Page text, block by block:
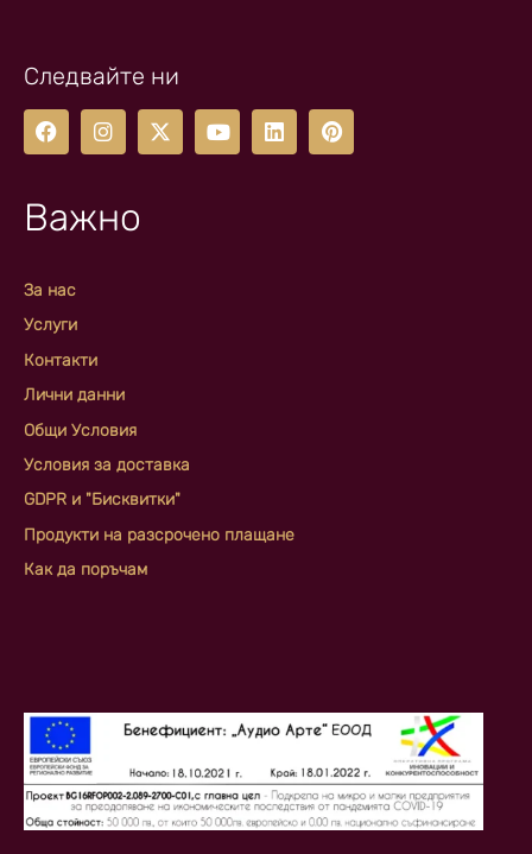
Следвайте ни
Важно
За нас
Услуги
Контакти
Лични данни
Общи Условия
Условия за доставка
GDPR и "Бисквитки"
Продукти на разсрочено плащане
Как да поръчам